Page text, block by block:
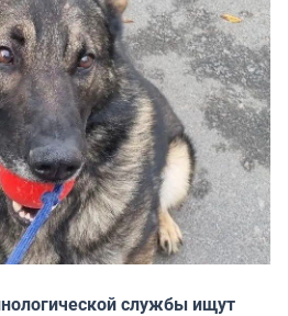
службы ищут